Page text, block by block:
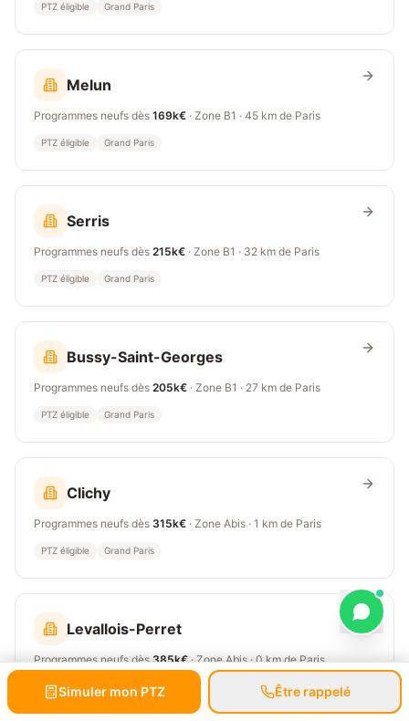
PTZ éligible Grand Paris
Melun
Programmes neufs dès 169k€ · Zone B1 · 45 km de Paris
PTZ éligible Grand Paris
Serris
Programmes neufs dès 215k€ · Zone B1 · 32 km de Paris
PTZ éligible Grand Paris
Bussy-Saint-Georges
Programmes neufs dès 205k€ · Zone B1 · 27 km de Paris
PTZ éligible Grand Paris
Clichy
Programmes neufs dès 315k€ · Zone Abis · 1 km de Paris
PTZ éligible Grand Paris
Levallois-Perret
Programmes neufs dès 385k€ · ZoneAbis·0 kmde Paris
PTZ éligible Grand Paris
Prendre RDV gratuit
Simuler mon PTZ Être rappelé